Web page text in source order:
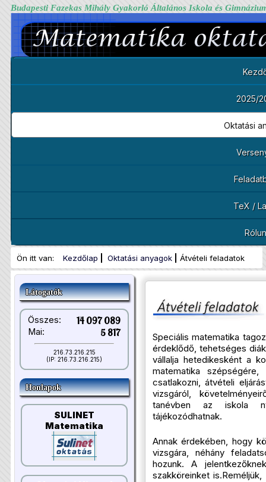
Budapesti Fazekas Mihály Gyakorló Általános Iskola és
2025/
Oktatási
TeX /
Ön itt van: Kezdőlap Oktatási anyagok Átvételi feladatok
Látogatók
Összes: 14 097 089
Mai: 5 817
216.73.216.215
(IP: 216.73.216.215)
Honlapok
SULINET
Matematika
Speciális matematika
érdeklődő, tehetséges
vállalja hetedikesként a
matematika
csatlakozni, átvételi
vizsgáról,
tanévben az iskola
tájékozódhatnak.
Annak érdekében, hogy
vizsgára, néhány
hozunk. A
szakköreinket